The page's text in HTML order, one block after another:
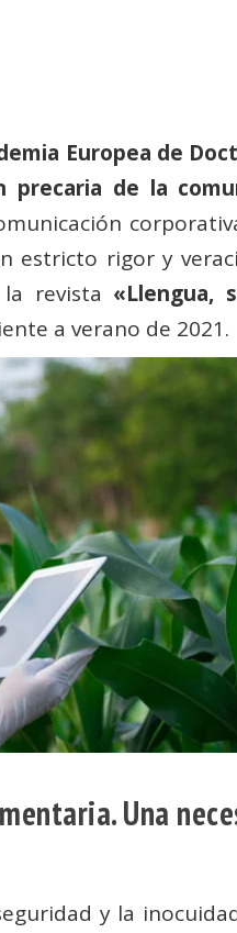
Europea de
precaria de la
estricto rigor y
revista «Llengua,
a verano de 2021.
Una
y la